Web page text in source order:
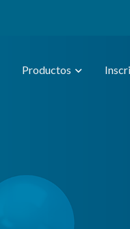
Productos